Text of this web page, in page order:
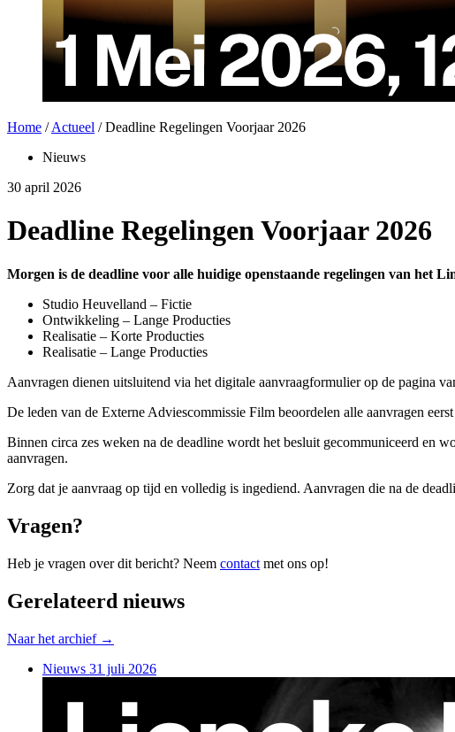
Home / Actueel / Deadline Regelingen Voorjaar 2026
Nieuws
30 april 2026
Deadline Regelingen Voorjaar 2026
Morgen is de deadline voor alle huidige openstaande regelingen van het
Studio Heuvelland – Fictie
Ontwikkeling – Lange Producties
Realisatie – Korte Producties
Realisatie – Lange Producties
Aanvragen dienen uitsluitend via het digitale aanvraagformulier op de pagina
De leden van de Externe Adviescommissie Film beoordelen alle aanvragen
Binnen circa zes weken na de deadline wordt het besluit gecommuniceerd en
aanvragen.
Zorg dat je aanvraag op tijd en volledig is ingediend. Aanvragen die na de
Vragen?
Heb je vragen over dit bericht? Neem contact met ons op!
Gerelateerd nieuws
Naar het archief →
Nieuws 31 juli 2026